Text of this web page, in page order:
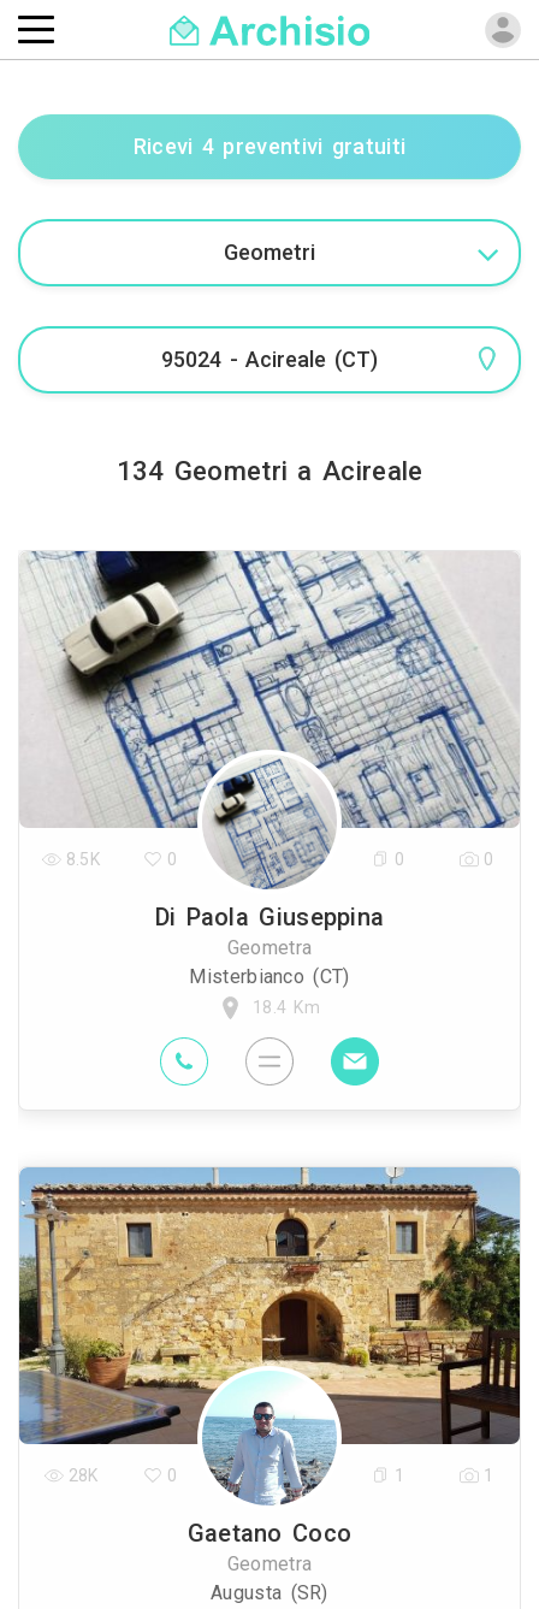
Ricevi 4 preventivi gratuiti
134 Geometri a Acireale
Di Paola Giuseppina
Geometra
Misterbianco (CT)
18.4 Km
8.5K 0 0 0
Gaetano Coco
Geometra
Augusta (SR)
28K 0 1 1